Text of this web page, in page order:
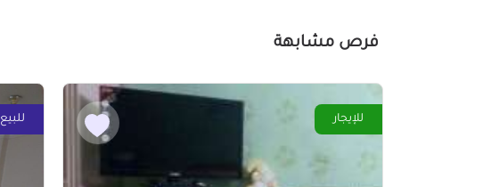
فرص مشابهة
للإيجار للبيع